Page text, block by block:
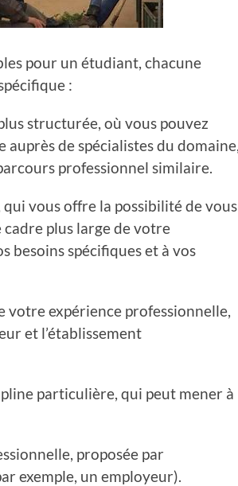
pour un étudiant, chacune
:
structurée, où vous pouvez
de spécialistes du domaine,
professionnel similaire.
vous offre la possibilité de vous
plus large de votre
besoins spécifiques et à vos
expérience professionnelle,
et l’établissement
particulière, qui peut mener à
proposée par
exemple, un employeur).